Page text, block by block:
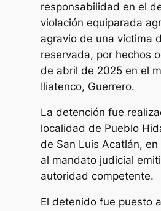
responsabilidad en el
violación equiparada
agravio de una víctima
reservada, por hechos
de abril de 2025 en el
Iliatenco, Guerrero.
La detención fue
localidad de Pueblo
de San Luis Acatlán,
al mandato judicial
autoridad competente.
El detenido fue puesto